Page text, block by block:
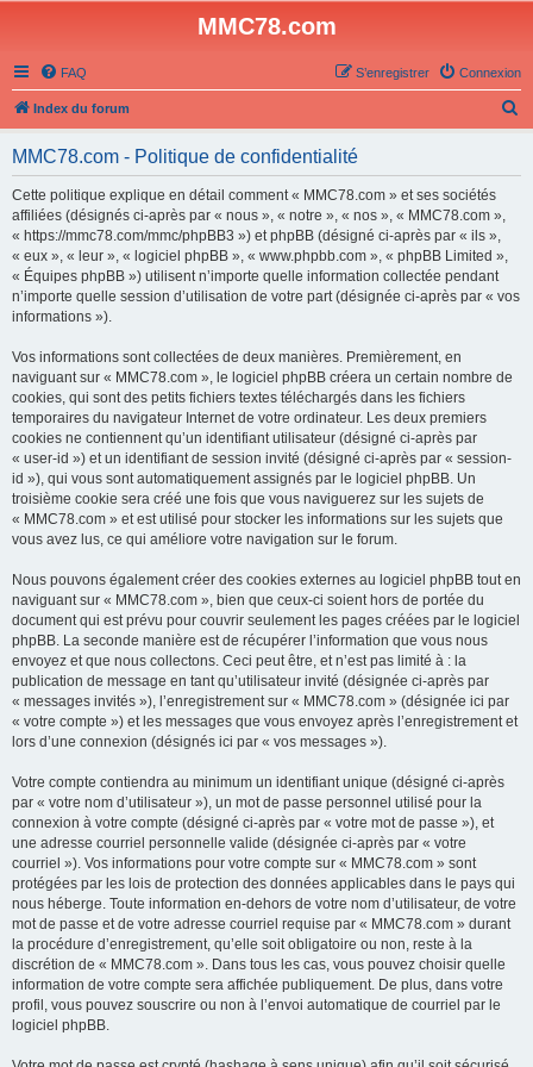
MMC78.com
FAQ Connexion
S’enregistrer
Index du forum
MMC78.com - Politique de confidentialité
Cette politique explique en détail comment « MMC78.com » et ses sociétés
affiliées (désignés ci-après par « nous », « notre », « nos », « MMC78.com »,
« https://mmc78.com/mmc/phpBB3 ») et phpBB (désigné ci-après par « ils »,
« eux », « leur », « logiciel phpBB », « www.phpbb.com », « phpBB Limited »,
« Équipes phpBB ») utilisent n’importe quelle information collectée pendant
n’importe quelle session d’utilisation de votre part (désignée ci-après par « vos
informations »).
Vos informations sont collectées de deux manières. Premièrement, en
naviguant sur « MMC78.com », le logiciel phpBB créera un certain nombre de
cookies, qui sont des petits fichiers textes téléchargés dans les fichiers
temporaires du navigateur Internet de votre ordinateur. Les deux premiers
cookies ne contiennent qu’un identifiant utilisateur (désigné ci-après par
« user-id ») et un identifiant de session invité (désigné ci-après par « session-
id »), qui vous sont automatiquement assignés par le logiciel phpBB. Un
troisième cookie sera créé une fois que vous naviguerez sur les sujets de
« MMC78.com » et est utilisé pour stocker les informations sur les sujets que
vous avez lus, ce qui améliore votre navigation sur le forum.
Nous pouvons également créer des cookies externes au logiciel phpBB tout en
naviguant sur « MMC78.com », bien que ceux-ci soient hors de portée du
document qui est prévu pour couvrir seulement les pages créées par le logiciel
phpBB. La seconde manière est de récupérer l’information que vous nous
envoyez et que nous collectons. Ceci peut être, et n’est pas limité à : la
publication de message en tant qu’utilisateur invité (désignée ci-après par
« messages invités »), l’enregistrement sur « MMC78.com » (désignée ici par
« votre compte ») et les messages que vous envoyez après l’enregistrement et
lors d’une connexion (désignés ici par « vos messages »).
Votre compte contiendra au minimum un identifiant unique (désigné ci-après
par « votre nom d’utilisateur »), un mot de passe personnel utilisé pour la
connexion à votre compte (désigné ci-après par « votre mot de passe »), et
une adresse courriel personnelle valide (désignée ci-après par « votre
courriel »). Vos informations pour votre compte sur « MMC78.com » sont
protégées par les lois de protection des données applicables dans le pays qui
nous héberge. Toute information en-dehors de votre nom d’utilisateur, de votre
mot de passe et de votre adresse courriel requise par « MMC78.com » durant
la procédure d’enregistrement, qu’elle soit obligatoire ou non, reste à la
discrétion de « MMC78.com ». Dans tous les cas, vous pouvez choisir quelle
information de votre compte sera affichée publiquement. De plus, dans votre
profil, vous pouvez souscrire ou non à l’envoi automatique de courriel par le
logiciel phpBB.